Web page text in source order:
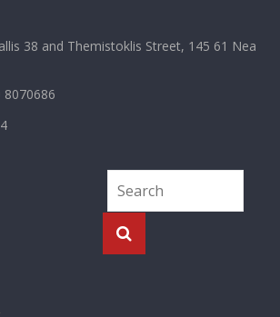
38 and Themistoklis Street, 145 61 Nea
8070686